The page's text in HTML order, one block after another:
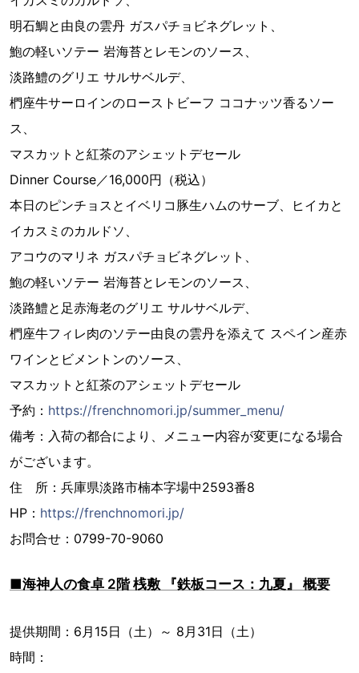
明石鯛と由良の雲丹 ガスパチョビネグレット、
鮑の軽いソテー 岩海苔とレモンのソース、
淡路鱧のグリエ サルサベルデ、
椚座牛サーロインのローストビーフ ココナッツ香るソー
ス、
マスカットと紅茶のアシェットデセール
Dinner Course／16,000円（税込）
本日のピンチョスとイベリコ豚生ハムのサーブ、ヒイカと
イカスミのカルドソ、
アコウのマリネ ガスパチョビネグレット、
鮑の軽いソテー 岩海苔とレモンのソース、
淡路鱧と足赤海老のグリエ サルサベルデ、
椚座牛フィレ肉のソテー由良の雲丹を添えて スペイン産赤
ワインとビメントンのソース、
マスカットと紅茶のアシェットデセール
予約： https://frenchnomori.jp/summer_menu/
備考：入荷の都合により、メニュー内容が変更になる場合
がございます。
住 所：兵庫県淡路市楠本字場中2593番8
HP： https://frenchnomori.jp/
お問合せ：0799-70-9060
■海神人の食卓 2階 桟敷 『鉄板コース：九夏』 概要
提供期間：6月15日（土）～ 8月31日（土）
時間：